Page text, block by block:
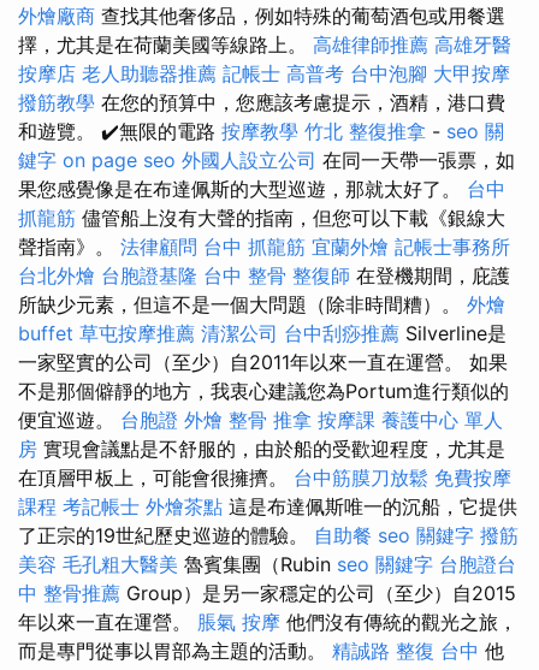
外燴廠商 查找其他奢侈品，例如特殊的葡萄酒包或用餐選
擇，尤其是在荷蘭美國等線路上。 高雄律師推薦 高雄牙醫
按摩店 老人助聽器推薦 記帳士 高普考 台中泡腳 大甲按摩
撥筋教學 在您的預算中，您應該考慮提示，酒精，港口費
和遊覽。 ✔️無限的電路 按摩教學 竹北 整復推拿 - seo 關
鍵字 on page seo 外國人設立公司 在同一天帶一張票，如
果您感覺像是在布達佩斯的大型巡遊，那就太好了。 台中
抓龍筋 儘管船上沒有大聲的​​指南，但您可以下載《銀線大
聲指南》。 法律顧問 台中 抓龍筋 宜蘭外燴 記帳士事務所
台北外燴 台胞證基隆 台中 整骨 整復師 在登機期間，庇護
所缺少元素，但這不是一個大問題（除非時間糟）。 外燴
buffet 草屯按摩推薦 清潔公司 台中刮痧推薦 Silverline是
一家堅實的公司（至少）自2011年以來一直在運營。 如果
不是那個僻靜的地方，我衷心建議您為Portum進行類似的
便宜巡遊。 台胞證 外燴 整骨 推拿 按摩課 養護中心 單人
房 實現會議點是不舒服的，由於船的受歡迎程度，尤其是
在頂層甲板上，可能會很擁擠。 台中筋膜刀放鬆 免費按摩
課程 考記帳士 外燴茶點 這是布達佩斯唯一的沉船，它提供
了正宗的19世紀歷史巡遊的體驗。 自助餐 seo 關鍵字 撥筋
美容 毛孔粗大醫美 魯賓集團（Rubin seo 關鍵字 台胞證台
中 整骨推薦 Group）是另一家穩定的公司（至少）自2015
年以來一直在運營。 脹氣 按摩 他們沒有傳統的觀光之旅，
而是專門從事以胃部為主題的活動。 精誠路 整復 台中 他